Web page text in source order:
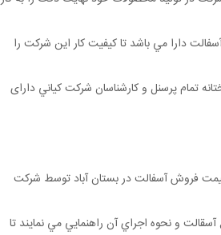
دارا مي باشد تا کيفيت کار اين شرکت را
تمام پرسنل و کارشناسان شرکت کياني دارای
فروش آسفالت در بستان آباد توسط شرکت
و نحوه اجراي آن راهنمايي مي نمايند تا